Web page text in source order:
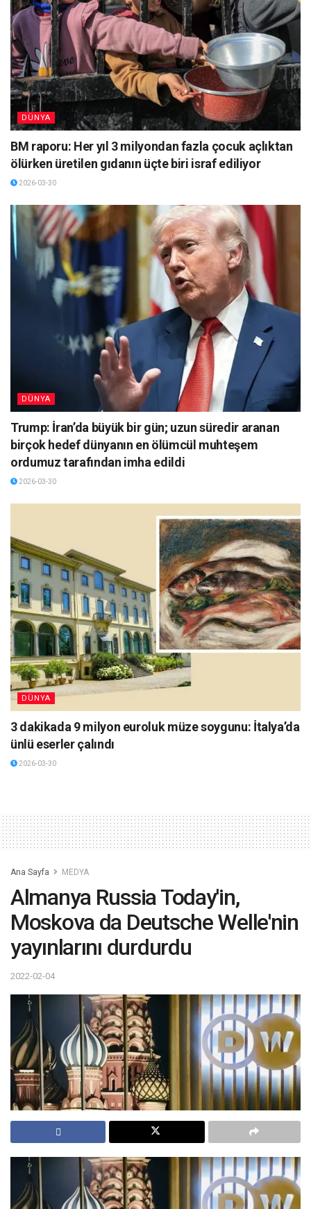
DÜNYA
BM raporu: Her yıl 3 milyondan fazla çocuk açlıktan
ölürken üretilen gıdanın üçte biri israf ediliyor
2026-03-30
DÜNYA
Trump: İran’da büyük bir gün; uzun süredir aranan
birçok hedef dünyanın en ölümcül muhteşem
ordumuz tarafından imha edildi
2026-03-30
DÜNYA
3 dakikada 9 milyon euroluk müze soygunu: İtalya’da
ünlü eserler çalındı
2026-03-30
Ana Sayfa MEDYA
Almanya Russia Today'in,
Moskova da Deutsche Welle'nin
yayınlarını durdurdu
2022-02-04